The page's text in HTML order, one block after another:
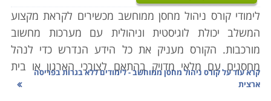
לימודי קורס ניהול מחסן ממוחשב מכשירים לקראת מקצוע
המשלב יכולת לוגיסטית וניהולית עם מערכות מחשוב
מורכבות. הקורס מעניק את כל הידע הנדרש כדי לנהל
מחסנים עם מלאי מדויק בהתאם לצורכי הארגון או בית
העסק, סחר יבוא ויצוא, מעקב אחר סחורות נכנסות ויוצאות
קרא עוד עלקורס ניהול מחסן ממוחשב - לימודים ללא בגרות בפריסה
ארצית